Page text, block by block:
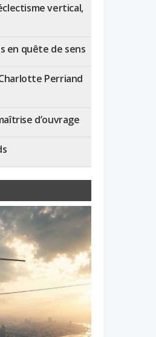
vertical,
en quête de sens
Perriand
d’ouvrage